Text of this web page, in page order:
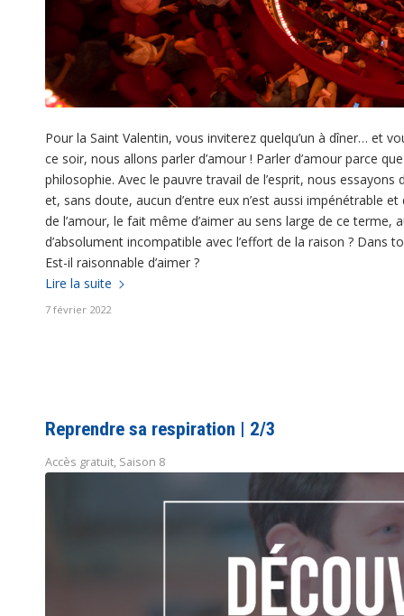
Pour la Saint Valentin, vous inviterez quelqu’un à dîner… et
ce soir, nous allons parler d’amour ! Parler d’amour parce
philosophie. Avec le pauvre travail de l’esprit, nous
et, sans doute, aucun d’entre eux n’est aussi impénétrable
de l’amour, le fait même d’aimer au sens large de ce
d’absolument incompatible avec l’effort de la raison ? Dans
Est-il raisonnable d’aimer ?
Lire la suite
7 février 2022
Reprendre sa respiration | 2/3
Accès gratuit, Saison 8